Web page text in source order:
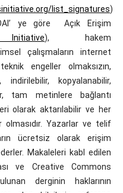
list_signatures)
ye göre Açık Erişim
), hakem
çalışmaların internet
engeller olmaksızın,
kopyalanabilir,
tam metinlere bağlantı
olarak aktarılabilir ve her
Yazarlar ve telif
ücretsiz olarak erişim
Makaleleri kabl edilen
ve Creative Commons
derginin haklarının